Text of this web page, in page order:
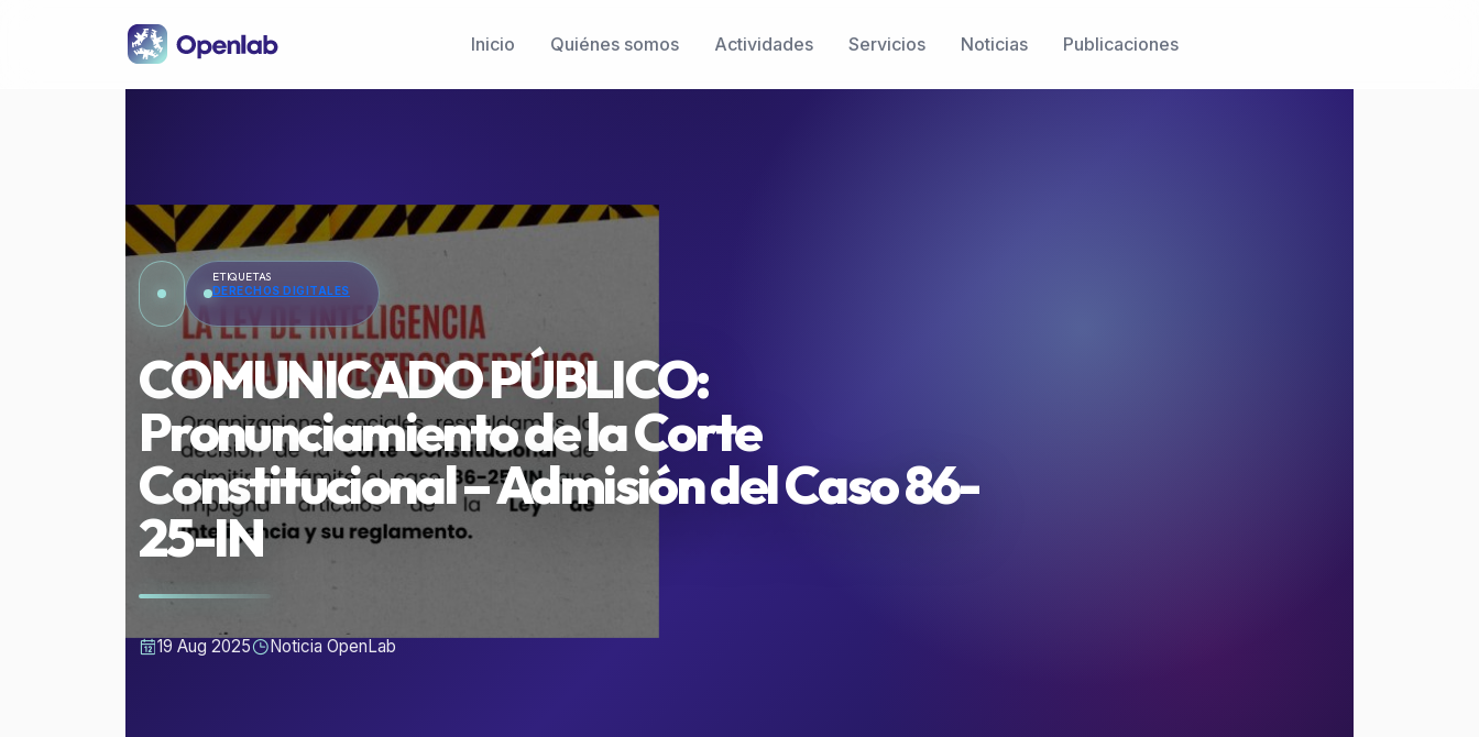
Inicio
Quiénes somos Actividades Servicios Noticias Publicaciones
ETIQUETAS
DERECHOS DIGITALES
COMUNICADO PÚBLICO:
Pronunciamiento de la Corte
Constitucional – Admisión del Caso 86-
25-IN
19 Aug 2025 Noticia OpenLab